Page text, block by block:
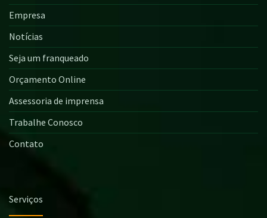
Empresa
Notícias
Seja um franqueado
Orçamento Online
Assessoria de imprensa
Trabalhe Conosco
Contato
Serviços